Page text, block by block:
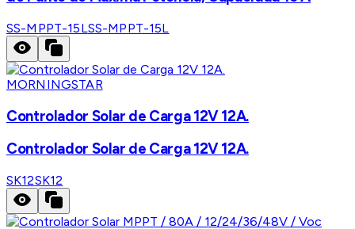
SS-MPPT-15LSS-MPPT-15L
MORNINGSTAR
Controlador Solar de Carga 12V 12A.
Controlador Solar de Carga 12V 12A.
SK12SK12